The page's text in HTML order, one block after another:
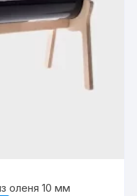
оленя 10 мм